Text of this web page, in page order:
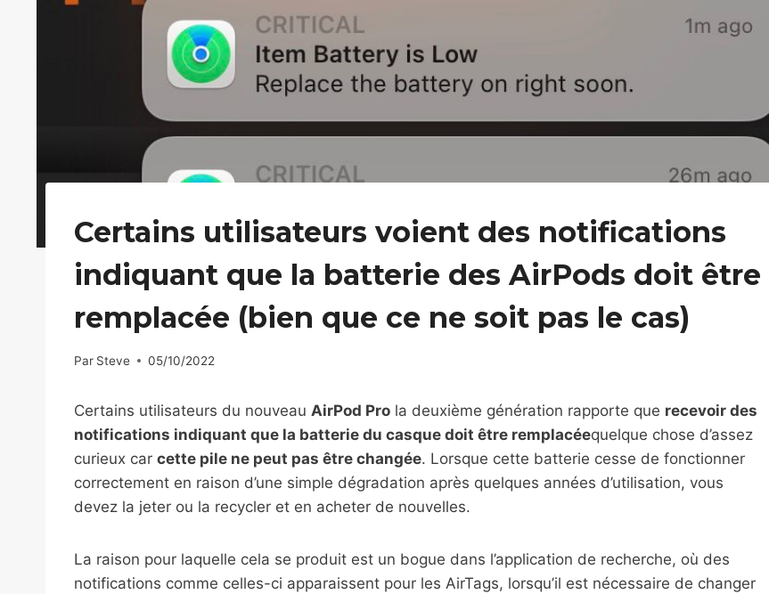
Certains utilisateurs voient des notifications
indiquant que la batterie des AirPods doit être
remplacée (bien que ce ne soit pas le cas)
Par Steve 05/10/2022
Certains utilisateurs du nouveau AirPod Pro la deuxième génération rapporte que recevoir des
notifications indiquant que la batterie du casque doit être remplacéequelque chose d’assez
curieux car cette pile ne peut pas être changée. Lorsque cette batterie cesse de fonctionner
correctement en raison d’une simple dégradation après quelques années d’utilisation, vous
devez la jeter ou la recycler et en acheter de nouvelles.
La raison pour laquelle cela se produit est un bogue dans l’application de recherche, où des
notifications comme celles-ci apparaissent pour les AirTags, lorsqu’il est nécessaire de changer